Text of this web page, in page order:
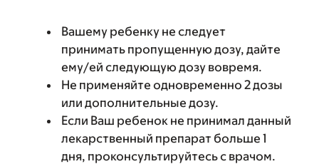
Вашему ребенку не следует
принимать пропущенную дозу, дайте
ему/ей следующую дозу вовремя.
Не применяйте одновременно 2 дозы
или дополнительные дозу.
Если Ваш ребенок не принимал данный
лекарственный препарат больше 1
дня, проконсультируйтесь с врачом.